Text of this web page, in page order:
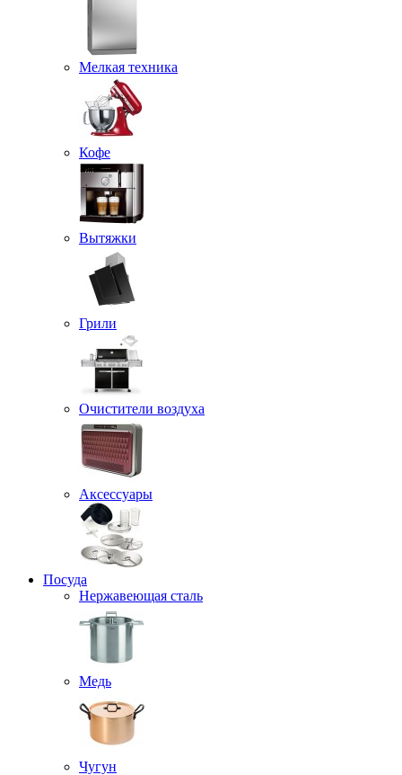
Мелкая техника
Кофе
Вытяжки
Грили
Очистители воздуха
Аксессуары
Посуда
Нержавеющая сталь
Медь
Чугун